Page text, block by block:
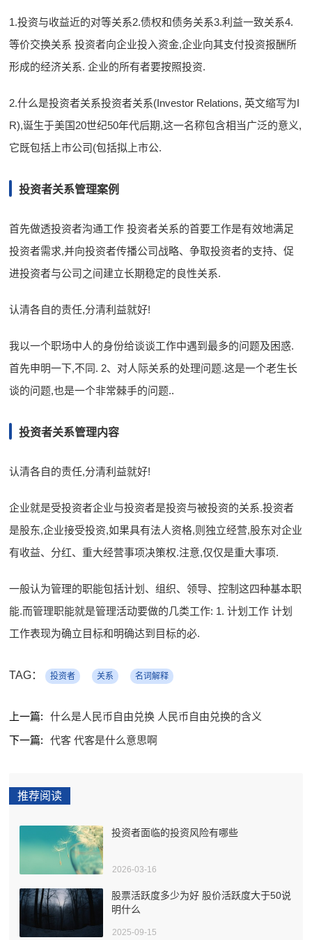
1.投资与收益近的对等关系2.债权和债务关系3.利益一致关系4.
等价交换关系 投资者向企业投入资金,企业向其支付投资报酬所
形成的经济关系. 企业的所有者要按照投资.
2.什么是投资者关系投资者关系(Investor Relations, 英文缩写为I
R),诞生于美国20世纪50年代后期,这一名称包含相当广泛的意义,
它既包括上市公司(包括拟上市公.
投资者关系管理案例
首先做透投资者沟通工作 投资者关系的首要工作是有效地满足
投资者需求,并向投资者传播公司战略、争取投资者的支持、促
进投资者与公司之间建立长期稳定的良性关系.
认清各自的责任,分清利益就好!
我以一个职场中人的身份给谈谈工作中遇到最多的问题及困惑.
首先申明一下,不同. 2、对人际关系的处理问题.这是一个老生长
谈的问题,也是一个非常棘手的问题..
投资者关系管理内容
认清各自的责任,分清利益就好!
企业就是受投资者企业与投资者是投资与被投资的关系.投资者
是股东,企业接受投资,如果具有法人资格,则独立经营,股东对企业
有收益、分红、重大经营事项决策权.注意,仅仅是重大事项.
一般认为管理的职能包括计划、组织、领导、控制这四种基本职
能.而管理职能就是管理活动要做的几类工作: 1. 计划工作 计划
工作表现为确立目标和明确达到目标的必.
TAG： 投资者 关系 名词解释
上一篇:
什么是人民币自由兑换 人民币自由兑换的含义
下一篇:
代客 代客是什么意思啊
推荐阅读
投资者面临的投资风险有哪些
2026-03-16
股票活跃度多少为好 股价活跃度大于50说
明什么
2025-09-15